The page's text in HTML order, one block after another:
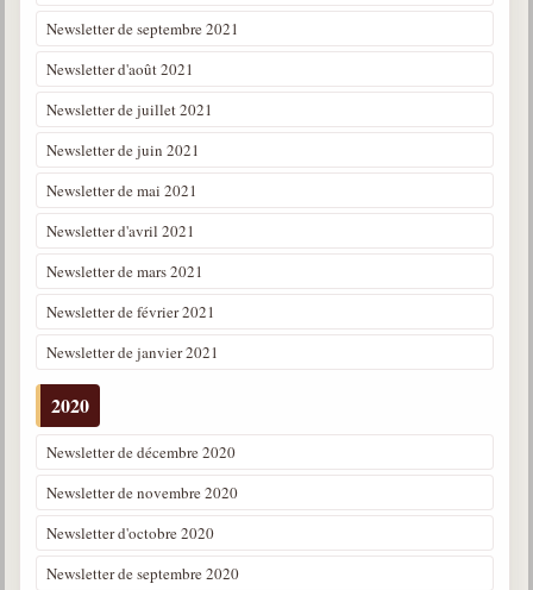
Newsletter de septembre 2021
Newsletter d'août 2021
Newsletter de juillet 2021
Newsletter de juin 2021
Newsletter de mai 2021
Newsletter d'avril 2021
Newsletter de mars 2021
Newsletter de février 2021
Newsletter de janvier 2021
2020
Newsletter de décembre 2020
Newsletter de novembre 2020
Newsletter d'octobre 2020
Newsletter de septembre 2020